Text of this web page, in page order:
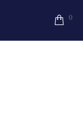
0